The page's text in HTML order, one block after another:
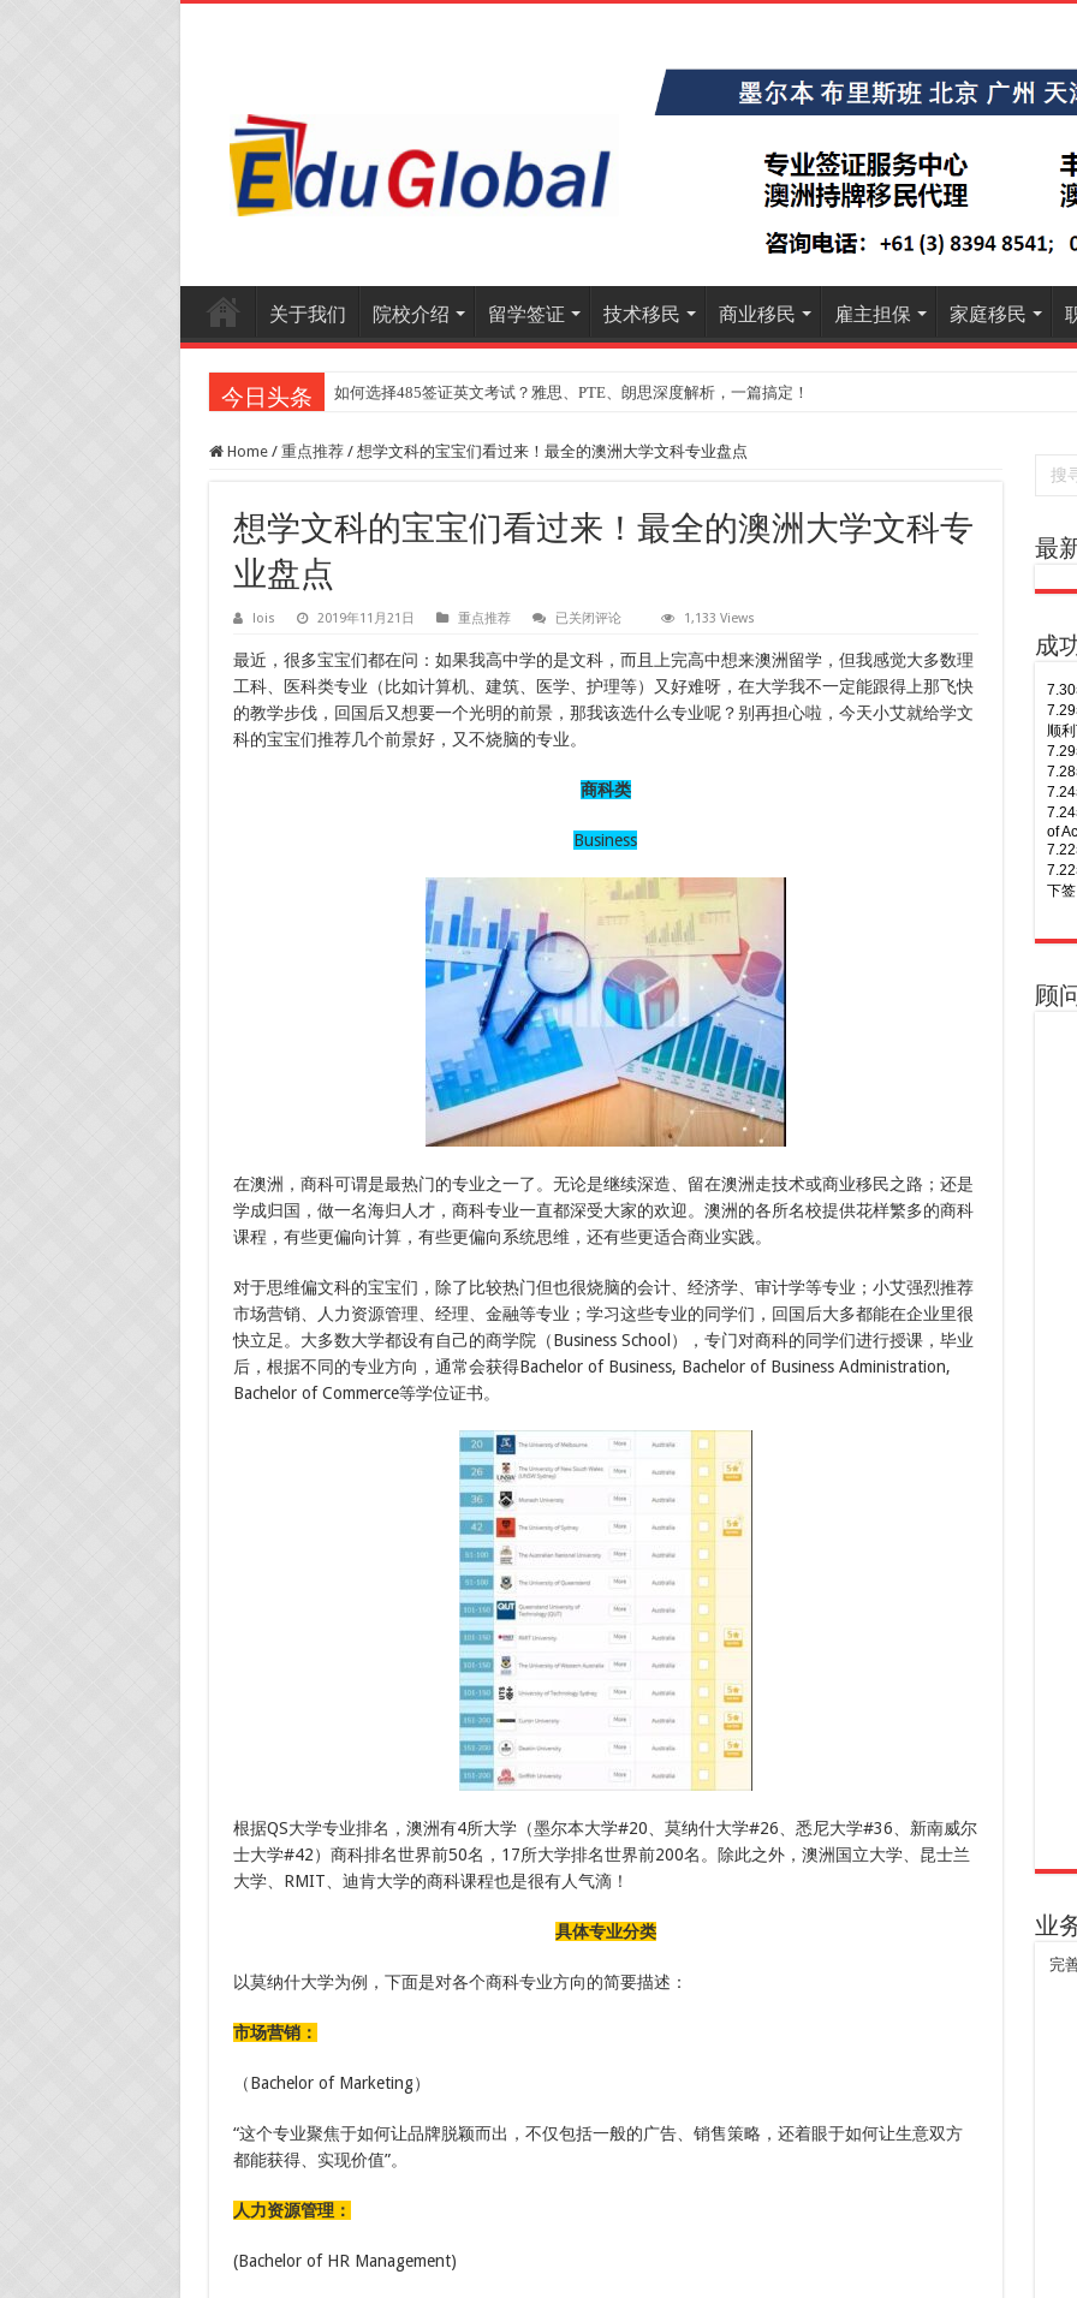
关于我们 院校介绍 留学签证 技术移民 商业移民 雇主担保 家庭移民
今日头条 如何选择485签证英文考试？雅思、PTE、朗思深度解析，一篇搞定！
2025年《澳洲金融评论报》大学排名出炉：一份关乎本地就业与声誉的择校指南
Home / 重点推荐 / 想学文科的宝宝们看过来！最全的澳洲大学文科专业盘点
想学文科的宝宝们看过来！最全的澳洲大学文科专
业盘点
lois 2019年11月21日 重点推荐
想
文
科
的
宝
们
文
业
盘
点
已关闭评论 1,133 Views
最近，很多宝宝们都在问：如果我高中学的是文科，而且上完高中想来澳洲留学，但我感觉大多数理
工科、医科类专业（比如计算机、建筑、医学、护理等）又好难呀，在大学我不一定能跟得上那飞快
的教学步伐，回国后又想要一个光明的前景，那我该选什么专业呢？别再担心啦，今天小艾就给学文
科的宝宝们推荐几个前景好，又不烧脑的专业。
商科类
Business
在澳洲，商科可谓是最热门的专业之一了。无论是继续深造、留在澳洲走技术或商业移民之路；还是
学成归国，做一名海归人才，商科专业一直都深受大家的欢迎。澳洲的各所名校提供花样繁多的商科
课程，有些更偏向计算，有些更偏向系统思维，还有些更适合商业实践。
对于思维偏文科的宝宝们，除了比较热门但也很烧脑的会计、经济学、审计学等专业；小艾强烈推荐
市场营销、人力资源管理、经理、金融等专业；学习这些专业的同学们，回国后大多都能在企业里很
快立足。大多数大学都设有自己的商学院（Business School），专门对商科的同学们进行授课，毕业
后，根据不同的专业方向，通常会获得Bachelor of Business, Bachelor of Business Administration,
Bachelor of Commerce等学位证书。
根据QS大学专业排名，澳洲有4所大学（墨尔本大学#20、莫纳什大学#26、悉尼大学#36、新南威尔
士大学#42）商科排名世界前50名，17所大学排名世界前200名。除此之外，澳洲国立大学、昆士兰
大学、RMIT、迪肯大学的商科课程也是很有人气滴！
具体专业分类
以莫纳什大学为例，下面是对各个商科专业方向的简要描述：
市场营销：
（Bachelor of Marketing）
“这个专业聚焦于如何让品牌脱颖而出，不仅包括一般的广告、销售策略，还着眼于如何让生意双方
都能获得、实现价值”。
人力资源管理：
(Bachelor of HR Management)
最
成
8.6
顺
of
下
签！
顾
业
完